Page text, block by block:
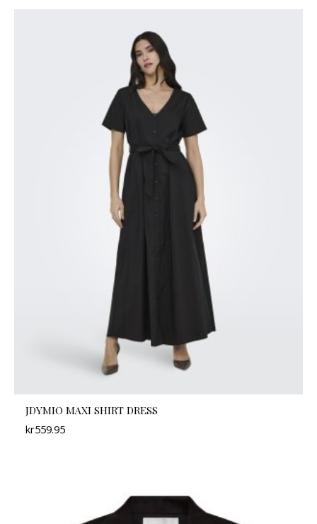
JDYMIO MAXI SHIRT DRESS
kr559.95